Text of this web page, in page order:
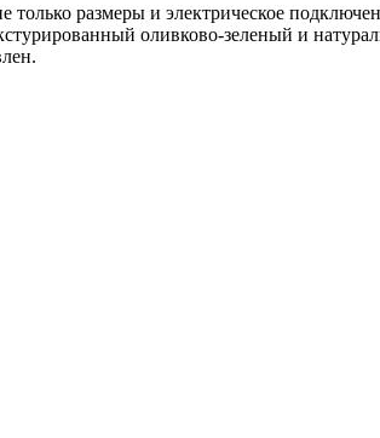
только размеры и электрическое
оливково-зеленый и